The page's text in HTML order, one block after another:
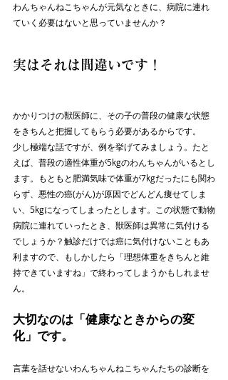
わんちゃんねこちゃんが元気なときに、病院に連れ
ていく必要はないと思っていませんか？
実はそれは間違いです！
かかりつけの獣医師に、その子の普段の健康な状態
をきちんと把握してもらう必要があるからです。
少し極端な話ですが、例を挙げてみましょう。たと
えば、普段の適性体重が5kgのわんちゃんがいるとし
ます。もともと肥満気味で体重が7kgだったにも関わ
らず、悪性の癌(がん)が原因でどんどん痩せてしま
い、5kgになってしまったとします。この状態で動物
病院に連れていったとき、獣医師は異常に気付ける
でしょうか？触診だけでは癌に気付けないこともあ
利ますので、もしかしたら「理想体重をきちんと維
持できていますね」で終わってしまうかもしれませ
ん。
大切なのは「健康なときからの変
化」です。
言葉を話せないわんちゃんねこちゃんたちの診断を